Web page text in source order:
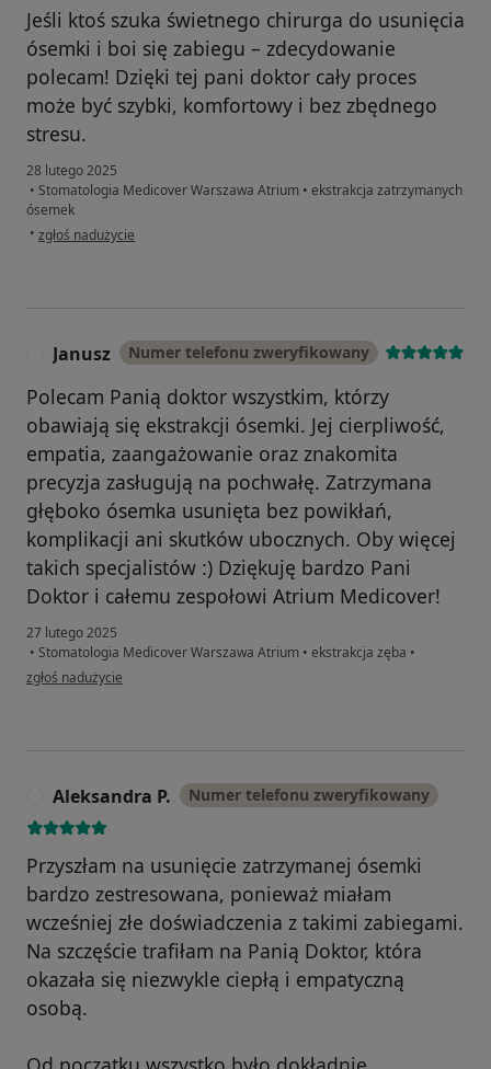
Jeśli ktoś szuka świetnego chirurga do usunięcia
ósemki i boi się zabiegu – zdecydowanie
polecam! Dzięki tej pani doktor cały proces
może być szybki, komfortowy i bez zbędnego
stresu.
28 lutego 2025
• Stomatologia Medicover Warszawa Atrium • ekstrakcja zatrzymanych
ósemek
• w opinii użytkownika Yuliia
zgłoś nadużycie
Janusz Numer telefonu zweryfikowany
Polecam Panią doktor wszystkim, którzy
obawiają się ekstrakcji ósemki. Jej cierpliwość,
empatia, zaangażowanie oraz znakomita
precyzja zasługują na pochwałę. Zatrzymana
głęboko ósemka usunięta bez powikłań,
komplikacji ani skutków ubocznych. Oby więcej
takich specjalistów :) Dziękuję bardzo Pani
Doktor i całemu zespołowi Atrium Medicover!
27 lutego 2025
• Stomatologia Medicover Warszawa Atrium • ekstrakcja zęba •
w opinii użytkownika Janusz
zgłoś nadużycie
Aleksandra P. Numer telefonu zweryfikowany
Przyszłam na usunięcie zatrzymanej ósemki
bardzo zestresowana, ponieważ miałam
wcześniej złe doświadczenia z takimi zabiegami.
Na szczęście trafiłam na Panią Doktor, która
okazała się niezwykle ciepłą i empatyczną
osobą.